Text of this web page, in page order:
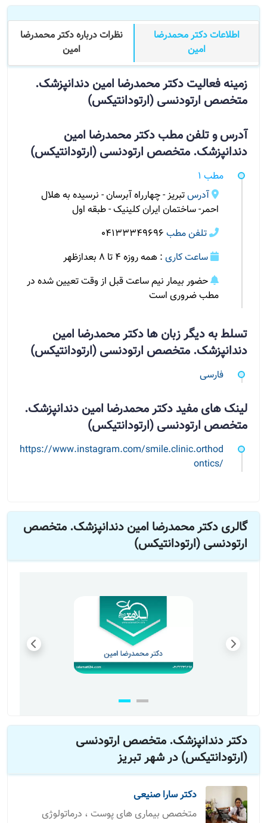
اطلاعات دکتر محمدرضا
امین
نظرات درباره دکتر محمدرضا
امین
زمینه فعالیت دکتر محمدرضا امین دندانپزشک.
متخصص ارتودنسی (ارتودانتیکس)
آدرس و تلفن مطب دکتر محمدرضا امین
دندانپزشک. متخصص ارتودنسی (ارتودانتیکس)
مطب 1
آدرستبریز - چهارراه آبرسان - نرسیده به هلال
احمر- ساختمان ایران کلینیک - طبقه اول
تلفن مطب
ساعت کاری : همه روزه 4 تا 8 بعدازظهر
حضور بیمار نیم ساعت قبل از وقت تعیین شده در
مطب ضروری است
تسلط به دیگر زبان ها دکتر محمدرضا امین
دندانپزشک. متخصص ارتودنسی (ارتودانتیکس)
فارسی
لینک های مفید دکتر محمدرضا امین دندانپزشک.
متخصص ارتودنسی (ارتودانتیکس)
https://www.instagram.com/smile.clinic.orthod
ontics/
گالری دکتر محمدرضا امین دندانپزشک. متخصص
ارتودنسی (ارتودانتیکس)
دکتر دندانپزشک. متخصص ارتودنسی
(ارتودانتیکس) در شهر تبریز
دکتر سارا صنیعی
متخصص بیماری های پوست ، درماتولوژی